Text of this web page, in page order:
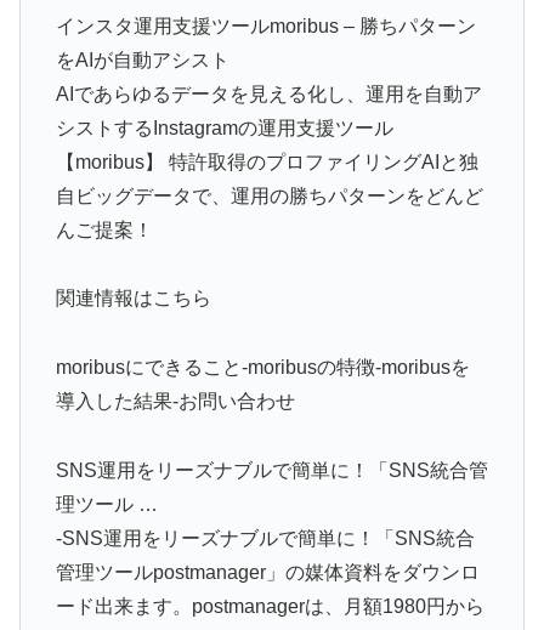
インスタ運用支援ツールmoribus – 勝ちパターン
をAIが自動アシスト
AIであらゆるデータを見える化し、運用を自動ア
シストするInstagramの運用支援ツール
【moribus】 特許取得のプロファイリングAIと独
自ビッグデータで、運用の勝ちパターンをどんど
んご提案！
関連情報はこちら
moribusにできること-moribusの特徴-moribusを
導入した結果-お問い合わせ
SNS運用をリーズナブルで簡単に！「SNS統合管
理ツール …
-SNS運用をリーズナブルで簡単に！「SNS統合
管理ツールpostmanager」の媒体資料をダウンロ
ード出来ます。postmanagerは、月額1980円から